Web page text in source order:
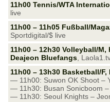
11h00 Tennis/WTA
live
11h00 – 11h05 Fußball/
Sportdigital/$ live
11h00 – 12h30 Volleyball/
Deajeon Bluefangs ,
11h00 – 13h30 Basketball/
— 11h00: Suwon OK Shoot –
— 11h30: Busan Sonicboom –
— 11h30: Seoul Knights –